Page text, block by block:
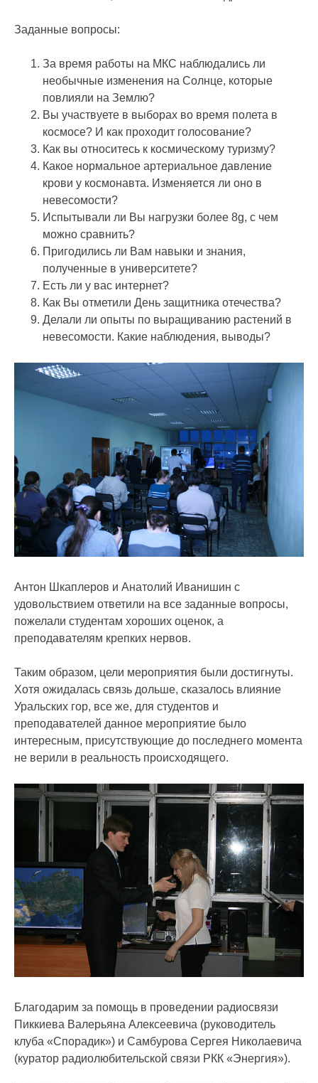
Заданные вопросы:
За время работы на МКС наблюдались ли
необычные изменения на Солнце, которые
повлияли на Землю?
Вы участвуете в выборах во время полета в
космосе? И как проходит голосование?
Как вы относитесь к космическому туризму?
Какое нормальное артериальное давление
крови у космонавта. Изменяется ли оно в
невесомости?
Испытывали ли Вы нагрузки более 8g, с чем
можно сравнить?
Пригодились ли Вам навыки и знания,
полученные в университете?
Есть ли у вас интернет?
Как Вы отметили День защитника отечества?
Делали ли опыты по выращиванию растений в
невесомости. Какие наблюдения, выводы?
Антон Шкаплеров и Анатолий Иванишин с
удовольствием ответили на все заданные вопросы,
пожелали студентам хороших оценок, а
преподавателям крепких нервов.
Таким образом, цели мероприятия были достигнуты.
Хотя ожидалась связь дольше, сказалось влияние
Уральских гор, все же, для студентов и
преподавателей данное мероприятие было
интересным, присутствующие до последнего момента
не верили в реальность происходящего.
Благодарим за помощь в проведении радиосвязи
Пиккиева Валерьяна Алексеевича (руководитель
клуба «Спорадик») и Самбурова Сергея Николаевича
(куратор радиолюбительской связи РКК «Энергия»).